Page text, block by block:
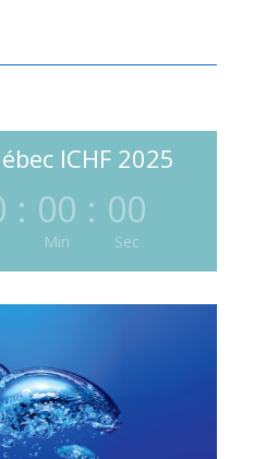
ICHF 2025
: 00
Min
: 00
Sec